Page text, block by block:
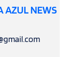
AZUL NEWS